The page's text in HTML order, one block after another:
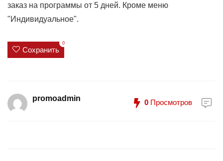
заказ на программы от 5 дней. Кроме меню
"Индивидуальное".
Сохранить
0
promoadmin 0 Просмотров